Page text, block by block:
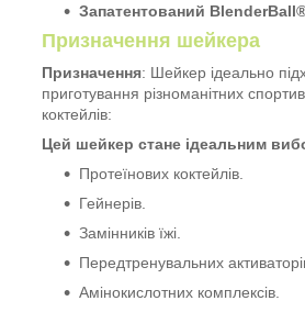
Запатентований
Призначення шейкера
Призначення: Шейкер ідеально
приготування різноманітних
коктейлів:
Цей шейкер стане ідеальним
Протеїнових коктейлів.
Гейнерів.
Замінників їжі.
Передтренувальних
Амінокислотних комплексів.